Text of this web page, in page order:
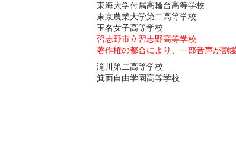
東海大学付属高輪台高等学校
東京農業大学第二高等学校
玉名女子高等学校
習志野市立習志野高等学校
著作権の都合により、一部音声が割
滝川第二高等学校
箕面自由学園高等学校